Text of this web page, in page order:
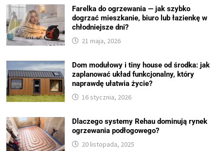
Farelka do ogrzewania — jak szybko
dogrzać mieszkanie, biuro lub łazienkę w
chłodniejsze dni?
21 maja, 2026
Dom modułowy i tiny house od środka: jak
zaplanować układ funkcjonalny, który
naprawdę ułatwia życie?
16 stycznia, 2026
Dlaczego systemy Rehau dominują rynek
ogrzewania podłogowego?
20 listopada, 2025